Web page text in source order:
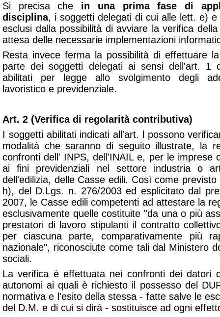
Si precisa che in una prima fase di
disciplina, i soggetti delegati di cui alle lett. e)
esclusi dalla possibilità di avviare la verifica
attesa delle necessarie implementazioni
Resta invece ferma la possibilità di effettuare
parte dei soggetti delegati ai sensi dell'art. 1
abilitati per legge allo svolgimento degli
lavoristico e previdenziale.
Art. 2 (Verifica di regolarità contributiva)
I soggetti abilitati indicati all'art. l possono
modalità che saranno di seguito illustrate, la
confronti dell' INPS, dell'INAIL e, per le imprese
ai fini previdenziali nel settore industria o
dell'edilizia, delle Casse edili. Così come
h), del D.Lgs. n. 276/2003 ed esplicitato dal
2007, le Casse edili competenti ad attestare la
esclusivamente quelle costituite "da una o più
prestatori di lavoro stipulanti il contratto
per ciascuna parte, comparativamente più
nazionale", riconosciute come tali dal Ministero
sociali.
La verifica è effettuata nei confronti dei datori
autonomi ai quali è richiesto il possesso del
normativa e l'esito della stessa - fatte salve le
del D.M. e di cui si dirà - sostituisce ad ogni